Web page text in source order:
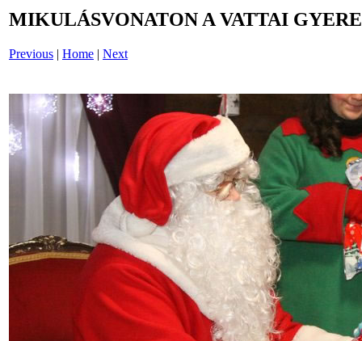
MIKULÁSVONATON A VATTAI
Previous | Home | Next